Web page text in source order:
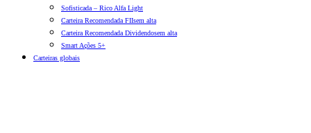
Sofisticada – Rico Alfa Light
Carteira Recomendada FIIsem alta
Carteira Recomendada Dividendosem alta
Smart Ações 5+
Carteiras globais